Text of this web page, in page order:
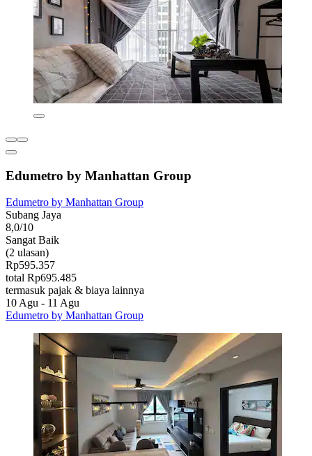
Edumetro by Manhattan Group
Edumetro by Manhattan Group
Subang Jaya
8,0/10
Sangat Baik
(2 ulasan)
Rp595.357
total Rp695.485
termasuk pajak & biaya lainnya
10 Agu - 11 Agu
Edumetro by Manhattan Group